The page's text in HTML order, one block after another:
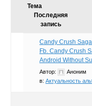
Тема
Последняя
запись
Candy Crush
Fb. Candy Crush
Android Without
Автор:
Аноним
в: Актуальность